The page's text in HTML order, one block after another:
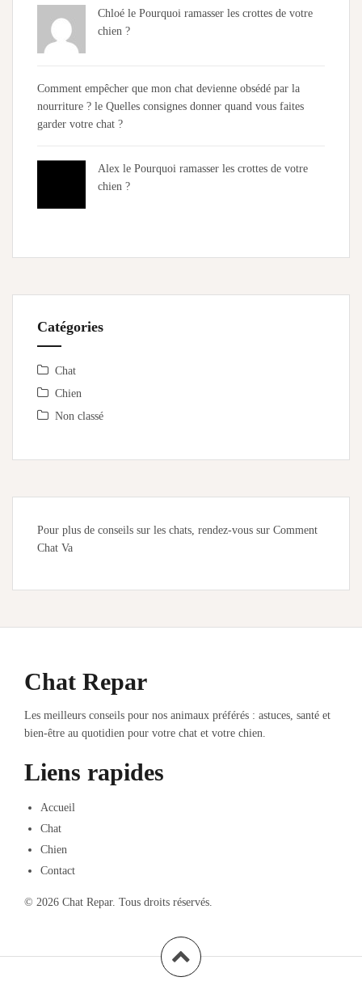
Chloé le Pourquoi ramasser les crottes de votre
chien ?
Comment empêcher que mon chat devienne obsédé par la
nourriture ? le Quelles consignes donner quand vous faites
garder votre chat ?
Alex le Pourquoi ramasser les crottes de votre
chien ?
Catégories
Chat
Chien
Non classé
Pour plus de conseils sur les chats, rendez-vous sur Comment
Chat Va
Chat Repar
Les meilleurs conseils pour nos animaux préférés : astuces, santé et
bien-être au quotidien pour votre chat et votre chien.
Liens rapides
Accueil
Chat
Chien
Contact
© 2026 Chat Repar. Tous droits réservés.